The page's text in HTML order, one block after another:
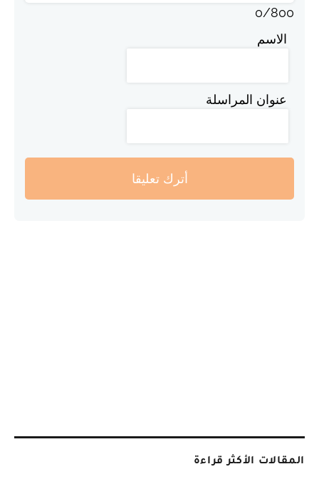
0/800
الاسم
عنوان المراسلة
أترك تعليقا
المقالات الأكثر قراءة